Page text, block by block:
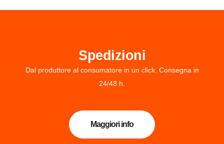
Spedizioni
Dal produttore al consumatore in un click. Consegna in
24/48 h.
Maggiori info